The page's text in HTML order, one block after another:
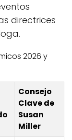
directrices
2026 y
Consejo
Clave de
Susan
Miller